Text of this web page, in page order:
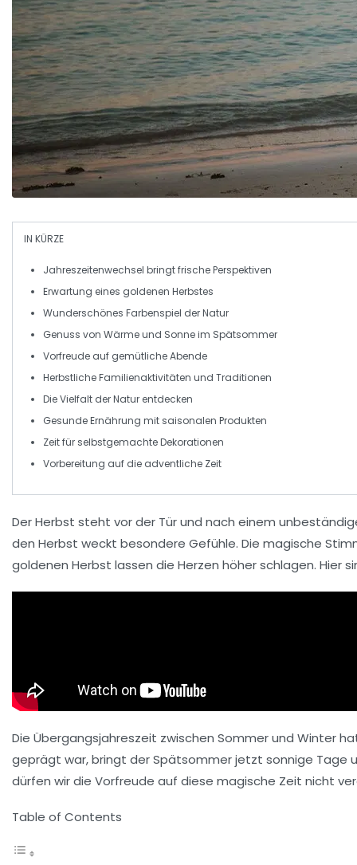
IN KÜRZE
Jahreszeitenwechsel bringt frische Perspektiven
Erwartung eines goldenen Herbstes
Wunderschönes Farbenspiel der Natur
Genuss von Wärme und Sonneim Spätsommer
Vorfreude auf gemütliche Abende
HerbstlicheFamilienaktivitäten und Traditionen
DieVielfalt der Natur entdecken
Gesunde Ernährung mit saisonalen Produkten
Zeit für selbstgemachte Dekorationen
Vorbereitung auf die adventliche Zeit
Der Herbst steht vor der Tür und nach einem
den Herbst weckt besondere Gefühle. Die magische
goldenen Herbst lassen die Herzen höher schlagen. Hier
Die Übergangsjahreszeit zwischen Sommer und Winter
geprägt war, bringt der Spätsommer jetzt sonnige Tage
dürfen wir die Vorfreude auf diese magische Zeit nicht
Table of Contents